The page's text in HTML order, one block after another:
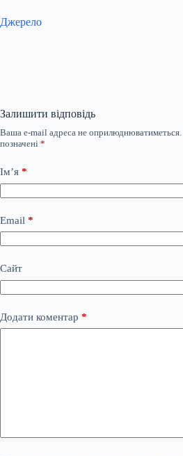
Джерело
Залишити відповідь
Ваша e-mail адреса не оприлюднюватиметься.
позначені *
Ім’я *
Email *
Сайт
Додати коментар *